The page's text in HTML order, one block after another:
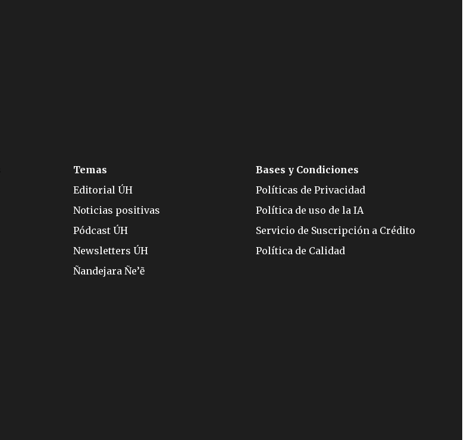
Temas
Editorial ÚH
Noticias positivas
Pódcast ÚH
Newsletters ÚH
Ñandejara Ñe’ẽ
Bases y Condiciones
Políticas de Privacidad
Política de uso de la IA
Servicio de Suscripción a Crédito
Política de Calidad